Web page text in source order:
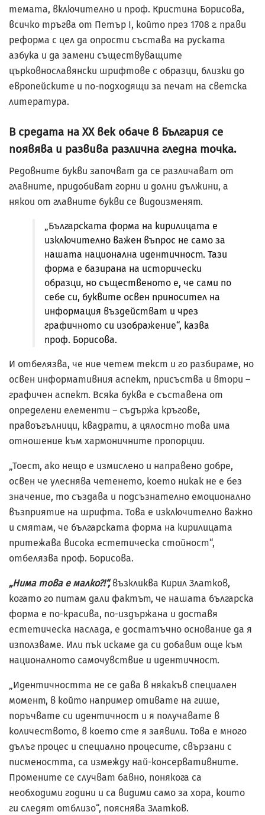
темата, включително и проф. Кристина Борисова,
всичко тръгва от Петър I, който през 1708 г. прави
реформа с цел да опрости състава на руската
азбука и да замени съществуващите
църковнославянски шрифтове с образци, близки до
европейските и по-подходящи за печат на светска
литература.
В средата на XX век обаче в България се
появява и развива различна гледна точка.
Редовните букви започват да се различават от
главните, придобиват горни и долни дължини, а
някои от главните букви се видоизменят.
„Българската форма на кирилицата е
изключително важен въпрос не само за
нашата национална идентичност. Тази
форма е базирана на исторически
образци, но същественото е, че сами по
себе си, буквите освен приносител на
информация въздействат и чрез
графичното си изображение“, казва
проф. Борисова.
И отбелязва, че ние четем текст и го разбираме, но
освен информативния аспект, присъства и втори –
графичен аспект. Всяка буква е съставена от
определени елементи – съдържа кръгове,
правоъгълници, квадрати, а цялостно това има
отношение към хармоничните пропорции.
„Тоест, ако нещо е измислено и направено добре,
освен че улеснява четенето, което никак не е без
значение, то създава и подсъзнателно емоционално
възприятие на шрифта. Това е изключително важно
и смятам, че българската форма на кирилицата
притежава висока естетическа стойност“,
отбелязва проф. Борисова.
„Нима това е малко?!“, възкликва Кирил Златков,
когато го питам дали фактът, че нашата българска
форма е по-красива, по-издържана и доставя
естетическа наслада, е достатъчно основание да я
използваме. Или пък искаме да си добавим още към
националното самочувствие и идентичност.
„Идентичността не се дава в някакъв специален
момент, в който например отивате на гише,
поръчвате си идентичност и я получавате в
количеството, в което сте я заявили. Това е много
дълъг процес и специално процесите, свързани с
писмеността, са измежду най-консервативните.
Промените се случват бавно, понякога са
необходими години и са видими само за хора, които
ги следят отблизо“, пояснява Златков.